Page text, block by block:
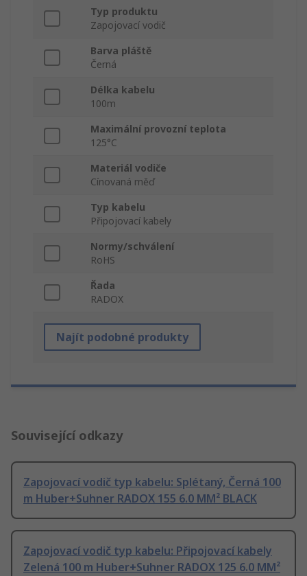
Typ produktu
Zapojovací vodič
Barva pláště
Černá
Délka kabelu
100m
Maximální provozní teplota
125°C
Materiál vodiče
Cínovaná měď
Typ kabelu
Připojovací kabely
Normy/schválení
RoHS
Řada
RADOX
Najít podobné produkty
Související odkazy
Zapojovací vodič typ kabelu: Splétaný, Černá 100
m Huber+Suhner RADOX 155 6.0 MM² BLACK
Zapojovací vodič typ kabelu: Připojovací kabely
Zelená 100 m Huber+Suhner RADOX 125 6.0 MM²